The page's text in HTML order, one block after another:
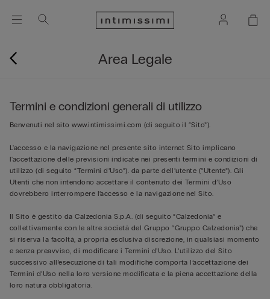
Area Legale
Termini e condizioni generali di utilizzo
Benvenuti nel sitowww.intimissimi.com (di seguito il “Sito”).
L'accesso e la navigazione nel presente sito internet Sito implicano
l'accettazione delle previsioni indicate nei presenti termini e condizioni di
utilizzo (di seguito “Termini d’Uso”). da parte dell’utente (“Utente”). Gli
Utenti che non intendono accettare il contenuto dei Termini d’Uso
dovrebbero interrompere l’accesso e la navigazione nel Sito.
Il Sito è gestito da Calzedonia S.p.A. (di seguito “Calzedonia” e
collettivamente con le altre società del Gruppo “Gruppo Calzedonia”) che
si riserva la facoltà, a propria esclusiva discrezione, in qualsiasi momento
e senza preavviso, di modificare i Termini d’Uso. L’utilizzo del Sito
successivo all’esecuzione di tali modifiche comporta l’accettazione dei
Termini d’Uso nella loro versione modificata e la piena accettazione della
loro natura obbligatoria.